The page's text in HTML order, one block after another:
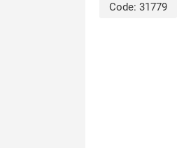
Code: 31779